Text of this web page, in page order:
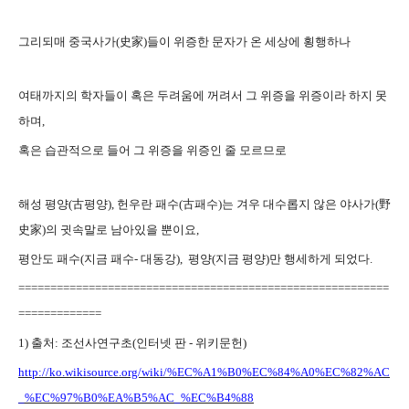
그리되매 중국사가(史家)들이 위증한 문자가 온 세상에 횡행하나
여태까지의 학자들이 혹은 두려움에 꺼려서 그 위증을 위증이라 하지 못
하며,
혹은 습관적으로 들어 그 위증을 위증인 줄 모르므로
해성 평양(古평양), 헌우란 패수(古패수)는 겨우 대수롭지 않은 야사가(野
史家)의 귓속말로 남아있을 뿐이요,
평안도 패수(지금 패수- 대동강), 평양(지금 평양)만 행세하게 되었다.
==========================================================
=============
1) 출처: 조선사연구초(인터넷 판 - 위키문헌)
http://ko.wikisource.org/wiki/%EC%A1%B0%EC%84%A0%EC%82%AC
_%EC%97%B0%EA%B5%AC_%EC%B4%88